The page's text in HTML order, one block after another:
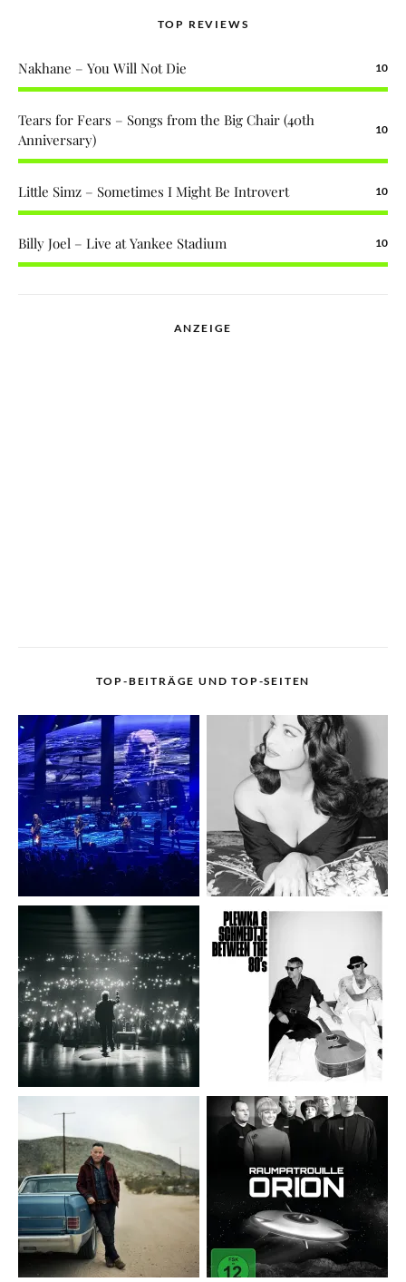
TOP REVIEWS
Nakhane – You Will Not Die 10
Tears for Fears – Songs from the Big Chair (40th
Anniversary)
10
Little Simz – Sometimes I Might Be Introvert 10
Billy Joel – Live at Yankee Stadium 10
ANZEIGE
TOP-BEITRÄGE UND TOP-SEITEN